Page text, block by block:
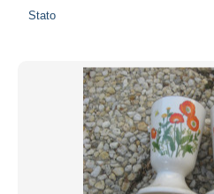
Stato